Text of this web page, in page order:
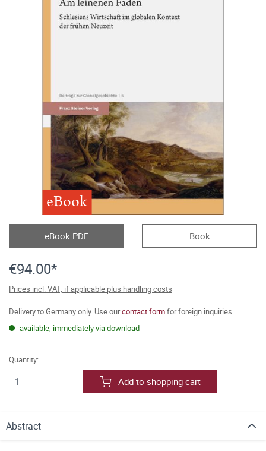
eBook
eBook PDF Book
€94.00*
Prices incl. VAT, if applicable plus handling costs
Delivery to Germany only. Use ourcontact formfor foreign inquiries.
available, immediately via download
Quantity:
Add to shopping cart
Abstract